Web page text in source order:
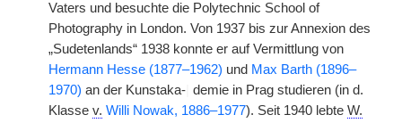
Vaters und besuchte die Polytechnic School of
Photography in London. Von 1937 bis zur Annexion des
„Sudetenlands“ 1938 konnte er auf Vermittlung von
Hermann Hesse (1877–1962) und Max Barth (1896–
1970) an der Kunstaka- demie in Prag studieren (in d.
Klasse v. Willi Nowak, 1886–1977). Seit 1940 lebte W.